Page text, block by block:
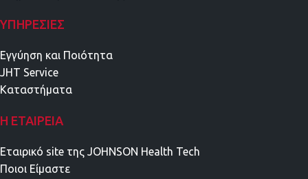
ΥΠΗΡΕΣΊΕΣ
Εγγύηση και Ποιότητα
JHT Service
Καταστήματα
Η ΕΤΑΙΡΕΊΑ
Εταιρικό site της JOHNSON Health Tech
Ποιοι Είμαστε